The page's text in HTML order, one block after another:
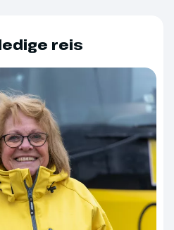
Wight
steken we per ferry de
over naar het
We maken een
over het eiland en
meer Osborne House
reis